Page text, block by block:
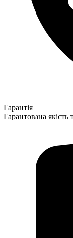
Гарантія
Гарантована якість